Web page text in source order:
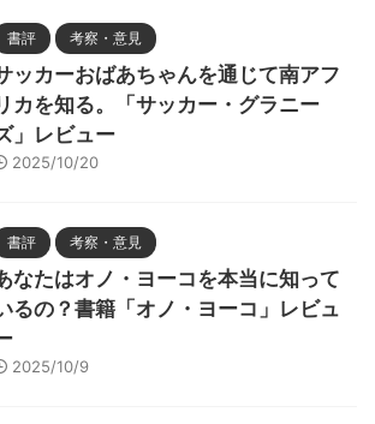
書評 考察・意見
ッカーおばあちゃんを通じて南アフ
カを知る。「サッカー・グラニー
」レビュー
2025/10/20
書評 考察・意見
なたはオノ・ヨーコを本当に知って
るの？書籍「オノ・ヨーコ」レビュ
2025/10/9